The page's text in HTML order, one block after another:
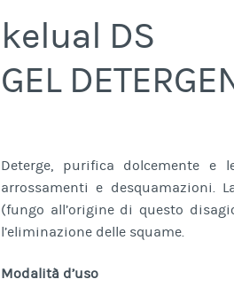
kelual DS
GEL
Deterge, purifica dolcemente e
arrossamenti e desquamazioni.
(fungo all’origine di questo
l’eliminazione delle squame.
Modalità d’uso